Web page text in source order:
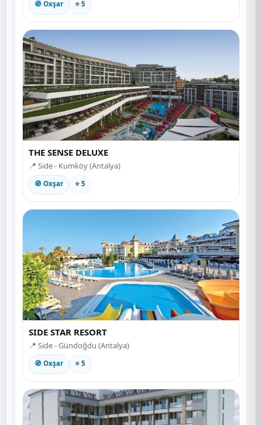
🧭 Oxşar ⭐ 5
THE SENSE DELUXE
📍 Side - Kumköy (Antalya)
🧭 Oxşar ⭐ 5
SIDE STAR RESORT
📍 Side - Gündoğdu (Antalya)
🧭 Oxşar ⭐ 5